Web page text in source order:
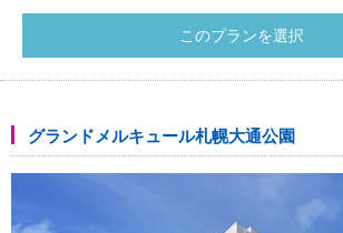
グランドメルキュール札幌大通公園